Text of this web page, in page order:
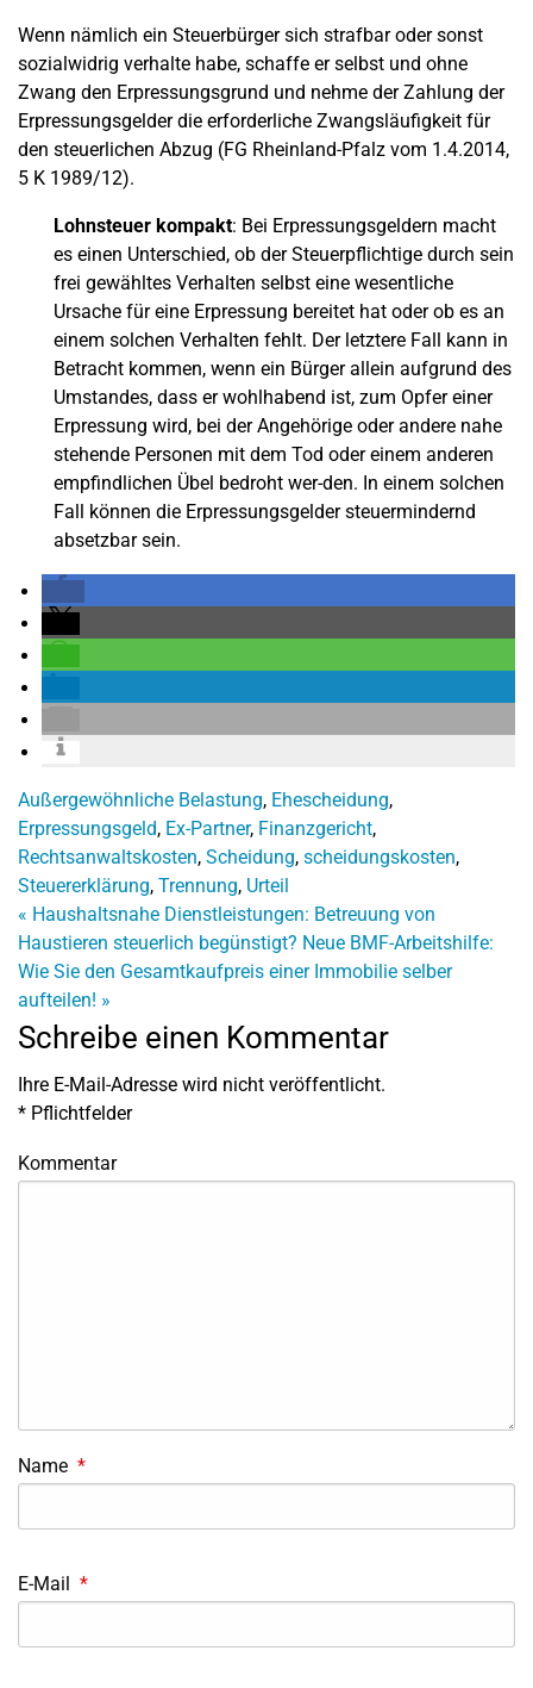
Wenn nämlich ein Steuerbürger sich strafbar oder sonst
sozialwidrig verhalte habe, schaffe er selbst und ohne
Zwang den Erpressungsgrund und nehme der Zahlung der
Erpressungsgelder die erforderliche Zwangsläufigkeit für
den steuerlichen Abzug (FG Rheinland-Pfalz vom 1.4.2014,
5 K 1989/12).
Lohnsteuer kompakt: Bei Erpressungsgeldern macht
es einen Unterschied, ob der Steuerpflichtige durch sein
frei gewähltes Verhalten selbst eine wesentliche
Ursache für eine Erpressung bereitet hat oder ob es an
einem solchen Verhalten fehlt. Der letztere Fall kann in
Betracht kommen, wenn ein Bürger allein aufgrund des
Umstandes, dass er wohlhabend ist, zum Opfer einer
Erpressung wird, bei der Angehörige oder andere nahe
stehende Personen mit dem Tod oder einem anderen
empfindlichen Übel bedroht wer-den. In einem solchen
Fall können die Erpressungsgelder steuermindernd
absetzbar sein.
Außergewöhnliche Belastung, Ehescheidung,
Erpressungsgeld, Ex-Partner, Finanzgericht,
Rechtsanwaltskosten, Scheidung, scheidungskosten,
Steuererklärung, Trennung, Urteil
« Haushaltsnahe Dienstleistungen: Betreuung von
Haustieren steuerlich begünstigt? Neue BMF-Arbeitshilfe:
Wie Sie den Gesamtkaufpreis einer Immobilie selber
aufteilen! »
Schreibe einen Kommentar
Ihre E-Mail-Adresse wird nicht veröffentlicht.
* Pflichtfelder
Kommentar
Name *
E-Mail *